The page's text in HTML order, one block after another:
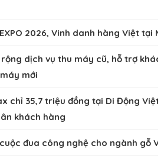
EXPO 2026, Vinh danh hàng Việt tại
dịch vụ thu máy cũ, hỗ trợ
mới
chỉ 35,7 triệu đồng tại Di Động Việt
khách hàng
đua công nghệ cho ngành gỗ